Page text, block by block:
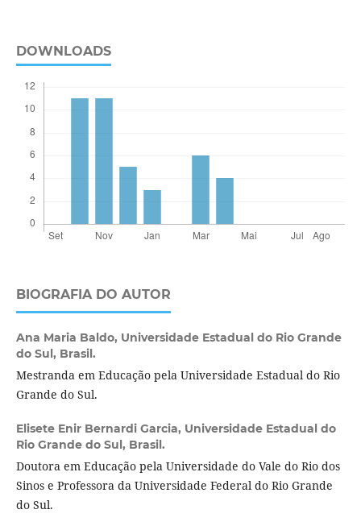
DOWNLOADS
BIOGRAFIA DO AUTOR
Ana Maria Baldo, Universidade Estadual do Rio Grande
do Sul, Brasil.
Mestranda em Educação pela Universidade Estadual do Rio
Grande do Sul.
Elisete Enir Bernardi Garcia, Universidade Estadual do
Rio Grande do Sul, Brasil.
Doutora em Educação pela Universidade do Vale do Rio dos
Sinos e Professora da Universidade Federal do Rio Grande
do Sul.